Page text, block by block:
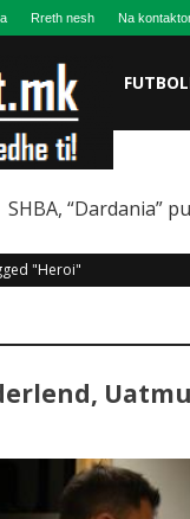
Rreth nesh Na
SHBA, “Dardania”
"Heroi"